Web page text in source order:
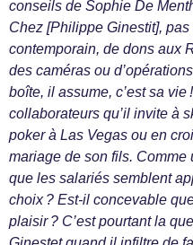
conseils de Sophie De
Chez [Philippe Ginestit], pas
contemporain, de dons aux
des caméras ou
boîte, il assume, c’est sa
collaborateurs qu’il invite à
poker à Las Vegas ou en
mariage de son fils.
que les salariés semblent
choix ? Est-il concevable
plaisir ? C’est pourtant la